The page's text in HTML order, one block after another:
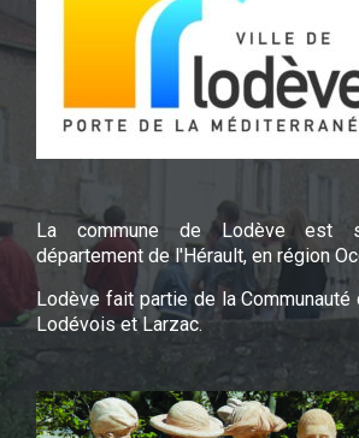
La commune de Lodève est
département de l'Hérault, en région
Lodève fait partie de la
Lodévois et Larzac.